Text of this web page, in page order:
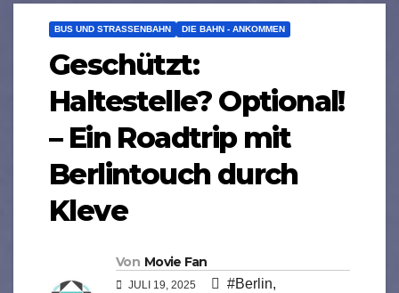
BUS UND STRASSENBAHN DIE BAHN - ANKOMMEN
Geschützt:
Haltestelle? Optional!
– Ein Roadtrip mit
Berlintouch durch
Kleve
Von Movie Fan
JULI 19, 2025 #Berlin,